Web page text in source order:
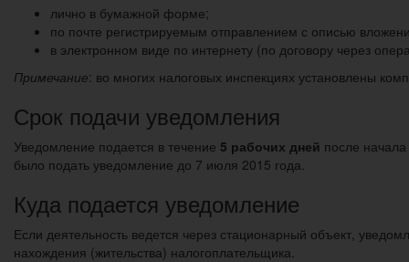
лично в бумажной форме;
по почте регистрируемым отправлением с описью
в электронном виде по интернету (по договору через
Примечание: во многих налоговых инспекциях установлены
Срок подачи уведомления
Уведомление подается в течение 5 рабочих дней после
было подать уведомление до 7 июля 2015 года.
Куда подается уведомление
Если деятельность ведется через стационарный объект,
нахождения (жительства) налогоплательщика.